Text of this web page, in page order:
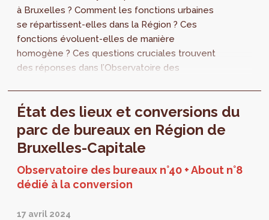
à Bruxelles ? Comment les fonctions urbaines
se répartissent-elles dans la Région ? Ces
fonctions évoluent-elles de manière
homogène ? Ces questions cruciales trouvent
des réponses dans l’Observatoire des
État des lieux et conversions du
parc de bureaux en Région de
Bruxelles-Capitale
Observatoire des bureaux n°40 + About n°8
dédié à la conversion
17 avril 2024